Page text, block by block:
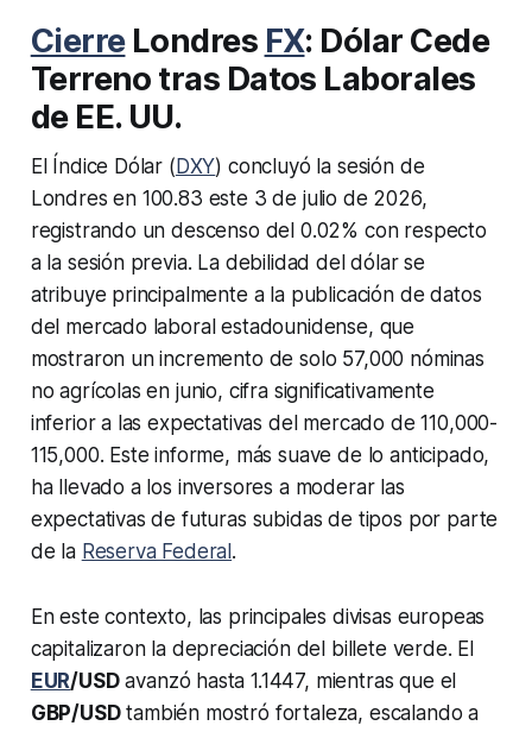
CierreLondres FX: Dólar Cede
Terreno tras Datos Laborales
de EE. UU.
El Índice Dólar ( DXY) concluyó la sesión de
Londres en 100.83 este 3 de julio de 2026,
registrando un descenso del 0.02% con respecto
a la sesión previa. La debilidad del dólar se
atribuye principalmente a la publicación de datos
del mercado laboral estadounidense, que
mostraron un incremento de solo 57,000 nóminas
no agrícolas en junio, cifra significativamente
inferior a las expectativas del mercado de 110,000-
115,000. Este informe, más suave de lo anticipado,
ha llevado a los inversores a moderar las
expectativas de futuras subidas de tipos por parte
de la Reserva Federal .
En este contexto, las principales divisas europeas
capitalizaron la depreciación del billete verde. El
EUR/USDavanzó hasta 1.1447, mientras que el
GBP/USDtambién mostró fortaleza, escalando a